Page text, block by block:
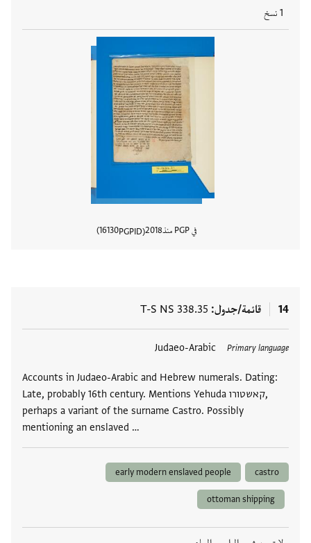
1 نسخ
في PGP منذ 2018
PGPID
16130
14 قائمة/جدول T-S NS 338.35
Primary language
Judaeo-Arabic
Accounts in Judaeo-Arabic and Hebrew numerals. Dating:
Late, probably 16th century. Mentions Yehuda קאשטורו,
perhaps a variant of the surname Castro. Possibly
mentioning an enslaved …
العلامات
castro
early modern enslaved people
ottoman shipping